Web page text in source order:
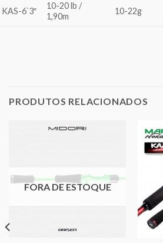
KAS-6`3″
10-20 lb /
1,90m
10-22g
PRODUTOS RELACIONADOS
FORA DE ESTOQUE